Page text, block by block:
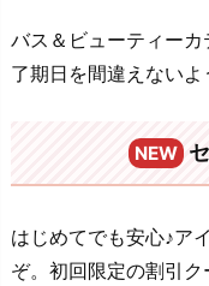
バス＆ビューティー
了期日を間違えないよ
NEW
はじめてでも安心♪ア
ぞ。初回限定の割引ク